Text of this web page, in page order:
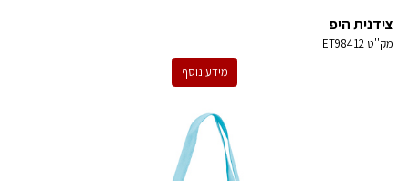
צידנית היפ
מק''טET98412
מידע נוסף